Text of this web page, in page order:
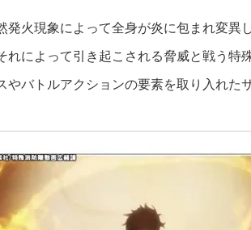
発火現象によって全身が炎に包まれ変
れによって引き起こされる脅威と戦う特
やバトルアクションの要素を取り入れた